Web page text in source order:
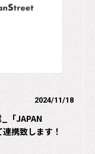
2024/11/18
「JAPAN
携致します！